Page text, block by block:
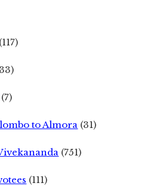
(117)
(7)
to Almora (31)
(751)
(111)